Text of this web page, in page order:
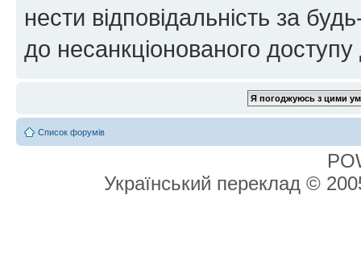
нести відповідальність за
до несанкціонованого доступу
Список форумів
Український переклад ©